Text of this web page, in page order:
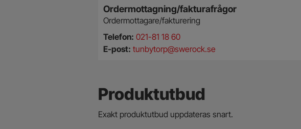
Ordermottagning/fakturafrågor
Ordermottagare/fakturering
Telefon: 021-81 18 60
E-post: tunbytorp@swerock.se
Produktutbud
Exakt produktutbud uppdateras snart.